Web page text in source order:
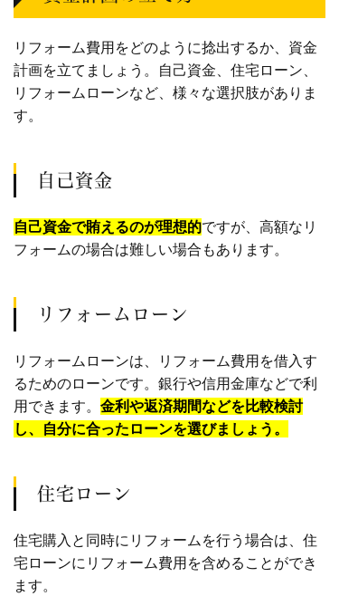
リフォーム費用をどのように捻出するか、資金
計画を立てましょう。自己資金、住宅ローン、
リフォームローンなど、様々な選択肢がありま
す。
自己資金
自己資金で賄えるのが理想的ですが、高額なリ
フォームの場合は難しい場合もあります。
リフォームローン
リフォームローンは、リフォーム費用を借入す
るためのローンです。銀行や信用金庫などで利
用できます。 金利や返済期間などを比較検討
し、自分に合ったローンを選びましょう。
住宅ローン
住宅購入と同時にリフォームを行う場合は、住
宅ローンにリフォーム費用を含めることができ
ます。